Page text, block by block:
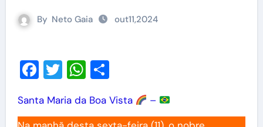
By Neto Gaia out11,2024
Facebook
TwitterWhatsApp
Share
Santa Maria da Boa Vista
–